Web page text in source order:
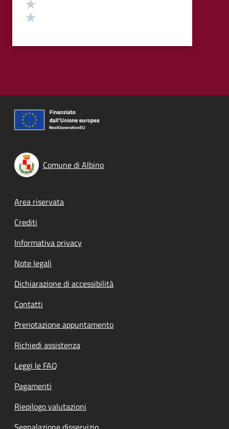
Comune di Albino
Footer menu
Area riservata
Crediti
Informativa privacy
Note legali
Dichiarazione di accessibilità
Contatti
Prenotazione appuntamento
Richiedi assistenza
Leggi le FAQ
Pagamenti
Riepilogo valutazioni